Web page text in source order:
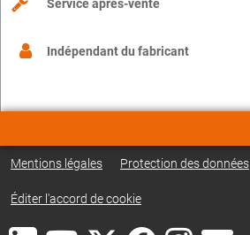
Service après-vente
Indépendant du fabricant
Mentions légales Protection des données
Éditer l'accord de cookie